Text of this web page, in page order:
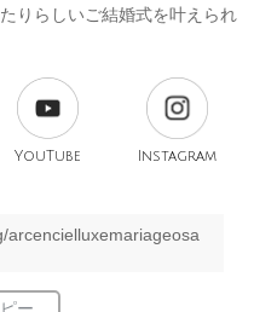
りらしいご結婚式を叶えられ
YouTube Instagram
arcencielluxemariageosa